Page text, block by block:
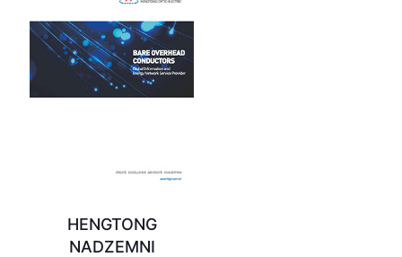
HENGTONG
NADZEMNI